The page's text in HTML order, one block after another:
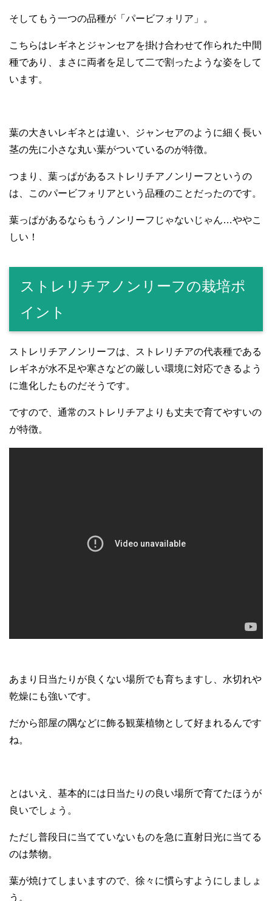
そしてもう一つの品種が「パービフォリア」。
こちらはレギネとジャンセアを掛け合わせて作られた中間
種であり、まさに両者を足して二で割ったような姿をして
います。
葉の大きいレギネとは違い、ジャンセアのように細く長い
茎の先に小さな丸い葉がついているのが特徴。
つまり、葉っぱがあるストレリチアノンリーフというの
は、このパービフォリアという品種のことだったのです。
葉っぱがあるならもうノンリーフじゃないじゃん…ややこ
しい！
ストレリチアノンリーフの栽培ポ
イント
ストレリチアノンリーフは、ストレリチアの代表種である
レギネが水不足や寒さなどの厳しい環境に対応できるよう
に進化したものだそうです。
ですので、通常のストレリチアよりも丈夫で育てやすいの
が特徴。
あまり日当たりが良くない場所でも育ちますし、水切れや
乾燥にも強いです。
だから部屋の隅などに飾る観葉植物として好まれるんです
ね。
とはいえ、基本的には日当たりの良い場所で育てたほうが
良いでしょう。
ただし普段日に当てていないものを急に直射日光に当てる
のは禁物。
葉が焼けてしまいますので、徐々に慣らすようにしましょ
う。